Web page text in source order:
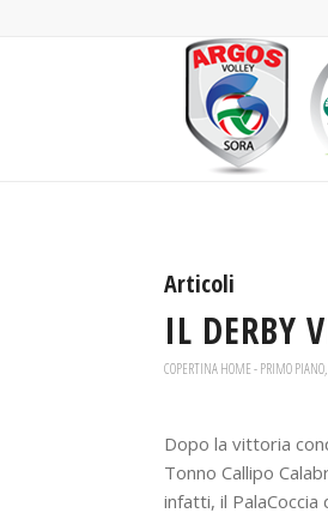
Articoli
IL DERBY
COPERTINA HOME - PRIMO PIANO,
Dopo la vittoria
Tonno Callipo
infatti, il